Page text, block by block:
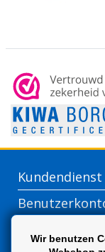
Kundendienst
Wir benutzen